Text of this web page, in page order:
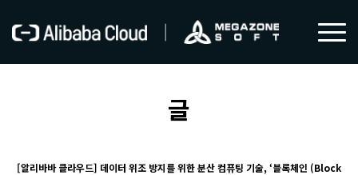
글
[알리바바 클라우드] 데이터 위조 방지를 위한 분산 컴퓨팅 기술, ‘블록체인 (Block